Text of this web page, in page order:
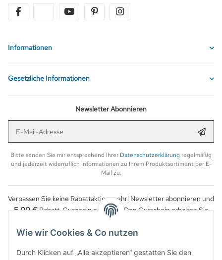
Wie wir Cookies & Co nutzen
Durch Klicken auf „Alle akzeptieren“ gestatten Sie den
twitter youtube pinterest
Informationen
Gesetzliche Informationen
Newsletter Abonnieren
Bitte senden Sie mir entsprechend Ihrer Datenschutzerklärung regelmäßig
und jederzeit widerruflich Informationen zu Ihrem Produktsortiment per E-
Mail zu.
Verpassen Sie keine Rabattaktion mehr! Newsletter abonnieren und
5,00 €Rabatt-Guschein erhalten. Den Gutschein erhalten Sie
per Email nach der erfolgreichen Bestätigung Ihrer Email-Adresse.